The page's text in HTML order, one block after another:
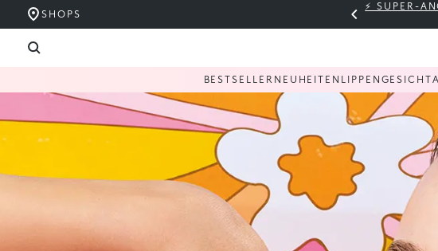
SHOPS
⚡ SUPER-
BESTSELLER NEUHEITEN LIPPEN GESICHT